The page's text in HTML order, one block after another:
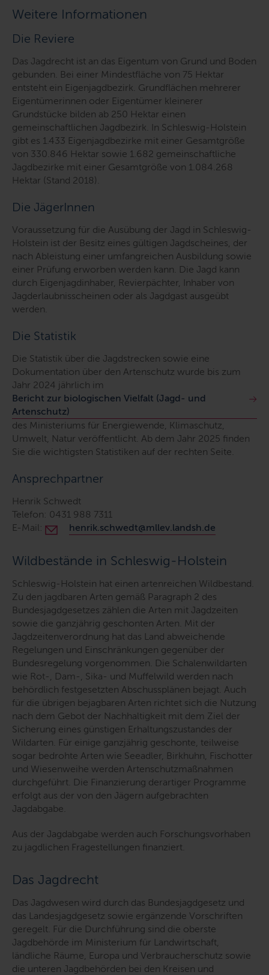
Weitere Informationen
Die Reviere
Das Jagdrecht ist an das Eigentum von Grund und Boden
gebunden. Bei einer Mindestfläche von 75 Hektar
entsteht ein Eigenjagdbezirk. Grundflächen mehrerer
Eigentümerinnen oder Eigentümer kleinerer
Grundstücke bilden ab 250 Hektar einen
gemeinschaftlichen Jagdbezirk. In Schleswig-Holstein
gibt es 1.433 Eigenjagdbezirke mit einer Gesamtgröße
von 330.846 Hektar sowie 1.682 gemeinschaftliche
Jagdbezirke mit einer Gesamtgröße von 1.084.268
Hektar (Stand 2018).
Die JägerInnen
Voraussetzung für die Ausübung der Jagd in Schleswig-
Holstein ist der Besitz eines gültigen Jagdscheines, der
nach Ableistung einer umfangreichen Ausbildung sowie
einer Prüfung erworben werden kann. Die Jagd kann
durch Eigenjagdinhaber, Revierpächter, Inhaber von
Jagderlaubnisscheinen oder als Jagdgast ausgeübt
werden.
Die Statistik
Die Statistik über die Jagdstrecken sowie eine
Dokumentation über den Artenschutz wurde bis zum
Jahr 2024 jährlich im
Bericht zur biologischen Vielfalt (Jagd- und
Artenschutz)
des Ministeriums für Energiewende, Klimaschutz,
Umwelt, Natur veröffentlicht. Ab dem Jahr 2025 finden
Sie die wichtigsten Statistiken auf der rechten Seite.
Ansprechpartner
Henrik Schwedt
Telefon: 0431 988 7311
E-Mail:
henrik.schwedt@mllev.landsh.de
Wildbestände in Schleswig-Holstein
Schleswig-Holstein hat einen artenreichen Wildbestand.
Zu den jagdbaren Arten gemäß Paragraph 2 des
Bundesjagdgesetzes zählen die Arten mit Jagdzeiten
sowie die ganzjährig geschonten Arten. Mit der
Jagdzeitenverordnung hat das Land abweichende
Regelungen und Einschränkungen gegenüber der
Bundesregelung vorgenommen. Die Schalenwildarten
wie Rot-, Dam-, Sika- und Muffelwild werden nach
behördlich festgesetzten Abschussplänen bejagt. Auch
für die übrigen bejagbaren Arten richtet sich die Nutzung
nach dem Gebot der Nachhaltigkeit mit dem Ziel der
Sicherung eines günstigen Erhaltungszustandes der
Wildarten. Für einige ganzjährig geschonte, teilweise
sogar bedrohte Arten wie Seeadler, Birkhuhn, Fischotter
und Wiesenweihe werden Artenschutzmaßnahmen
durchgeführt. Die Finanzierung derartiger Programme
erfolgt aus der von den Jägern aufgebrachten
Jagdabgabe.
Aus der Jagdabgabe werden auch Forschungsvorhaben
zu jagdlichen Fragestellungen finanziert.
Das Jagdrecht
Das Jagdwesen wird durch das Bundesjagdgesetz und
das Landesjagdgesetz sowie ergänzende Vorschriften
geregelt. Für die Durchführung sind die oberste
Jagdbehörde im Ministerium für Landwirtschaft,
ländliche Räume, Europa und Verbraucherschutz sowie
die unteren Jagdbehörden bei den Kreisen und